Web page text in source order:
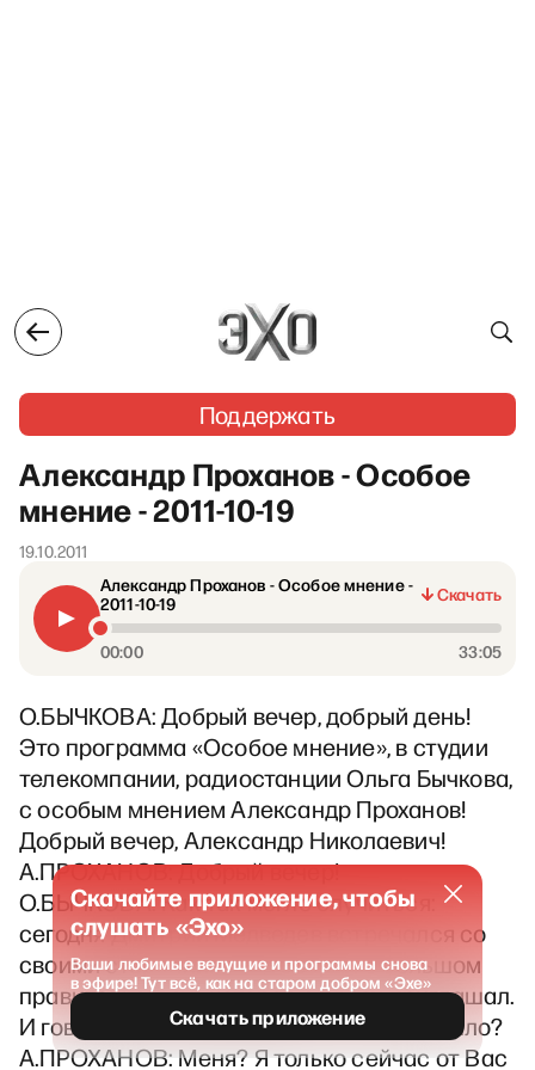
Поддержать
Александр Проханов - Особое
мнение - 2011-10-19
19.10.2011
Александр Проханов - Особое мнение -
2011-10-19
Скачать
00:00 33:05
О.БЫЧКОВА: Добрый вечер, добрый день!
Это программа «Особое мнение», в студии
телекомпании, радиостанции Ольга Бычкова,
с особым мнением Александр Проханов!
Добрый вечер, Александр Николаевич!
А.ПРОХАНОВ: Добрый вечер!
О.БЫЧКОВА: Как так могло случиться:
сегодня Дмитрий Медведев встречался со
своими сторонниками, говорил о большом
правительстве, в которое он всех приглашал.
И говорил, что оно будет, а Вас там не было?
А.ПРОХАНОВ: Меня? Я только сейчас от Вас
Скачайте приложение, чтобы
слушать «Эхо»
Ваши любимые ведущие и программы снова
в эфире! Тут всё, как на старом добром «Эхе»
Скачать приложение